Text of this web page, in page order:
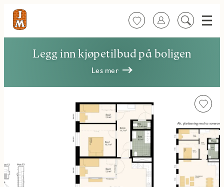
FavoritterLogg inn
Søk
Meny
Legg inn kjøpetilbud på boligen
Les mer